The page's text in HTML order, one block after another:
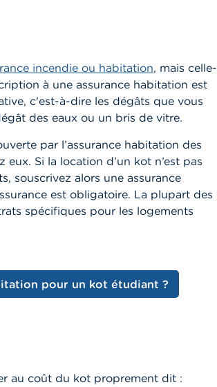
incendie ou habitation, mais celle-
à une assurance habitation est
c'est-à-dire les dégâts que vous
des eaux ou un bris de vitre.
par l’assurance habitation des
Si la location d’un kot n’est pas
souscrivez alors une assurance
est obligatoire. La plupart des
spécifiques pour les logements
pour un kot étudiant ?
au coût du kot proprement dit :